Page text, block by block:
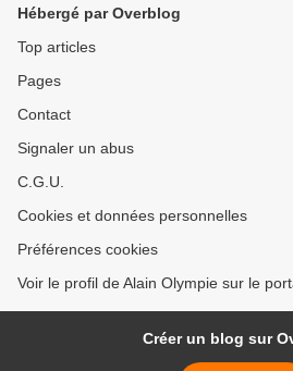
Hébergé par Overblog
Top articles
Pages
Contact
Signaler un abus
C.G.U.
Cookies et données personnelles
Préférences cookies
Voir le profil de Alain Olympie sur le
Créer un blog sur